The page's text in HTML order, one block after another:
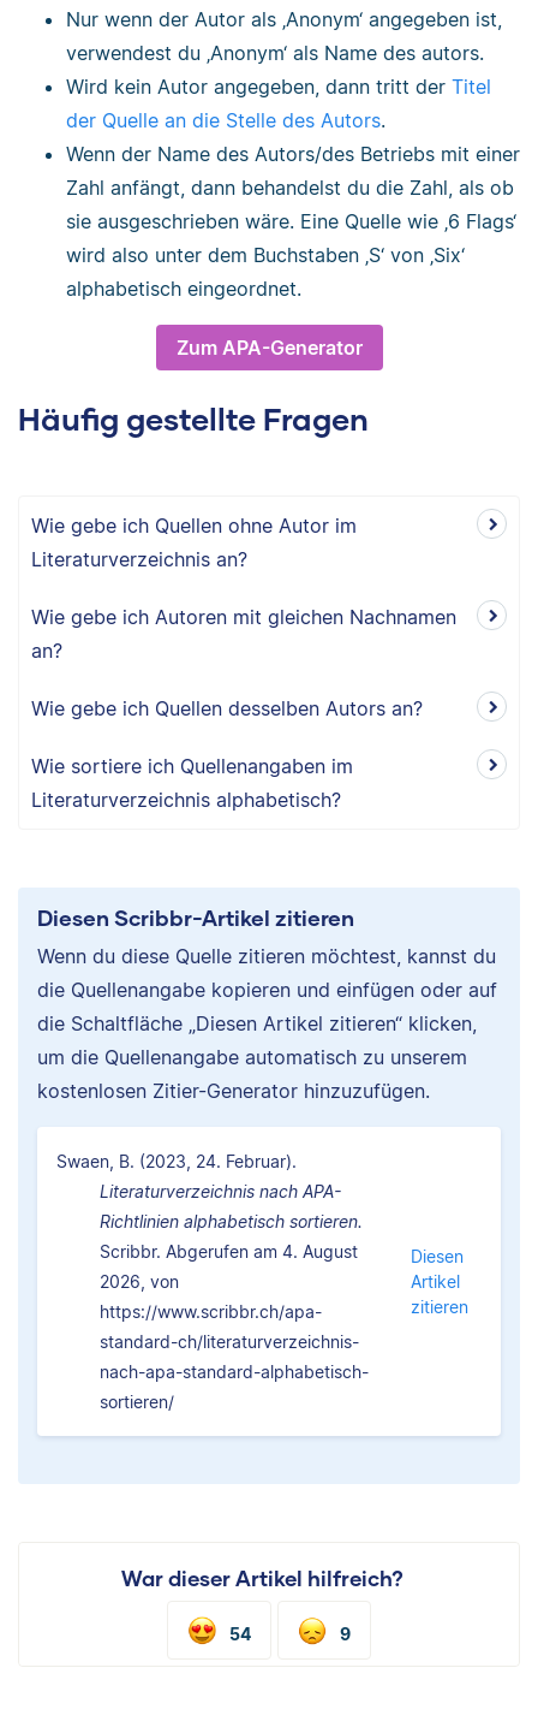
Nur wenn der Autor als ‚Anonym‘ angegeben ist,
verwendest du ‚Anonym‘ als Name des autors.
Wird kein Autor angegeben, dann tritt der Titel
der Quelle an die Stelle des Autors.
Wenn der Name des Autors/des Betriebs mit einer
Zahl anfängt, dann behandelst du die Zahl, als ob
sie ausgeschrieben wäre. Eine Quelle wie ‚6 Flags‘
wird also unter dem Buchstaben ‚S‘ von ‚Six‘
alphabetisch eingeordnet.
Zum APA-Generator
Häufig gestellte Fragen
Wie gebe ich Quellen ohne Autor im
Literaturverzeichnis an?
Wie gebe ich Autoren mit gleichen Nachnamen
an?
Wie gebe ich Quellen desselben Autors an?
Wie sortiere ich Quellenangaben im
Literaturverzeichnis alphabetisch?
Diesen Scribbr-Artikel zitieren
Wenn du diese Quelle zitieren möchtest, kannst du
die Quellenangabe kopieren und einfügen oder auf
die Schaltfläche „Diesen Artikel zitieren“ klicken,
um die Quellenangabe automatisch zu unserem
kostenlosen Zitier-Generator hinzuzufügen.
Swaen, B. (2023, 24. Februar).
Literaturverzeichnis nach APA-
Richtlinien alphabetisch sortieren.
Scribbr. Abgerufen am 4. August
2026, von
https://www.scribbr.ch/apa-
standard-ch/literaturverzeichnis-
nach-apa-standard-alphabetisch-
sortieren/
Diesen
Artikel
zitieren
War dieser Artikel hilfreich?
54 9